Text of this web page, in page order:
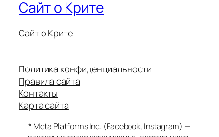
Сайт о Крите
Сайт о Крите
Политика конфиденциальности
Правила сайта
Контакты
Карта сайта
* Meta Platforms Inc. (Facebook, Instagram) —